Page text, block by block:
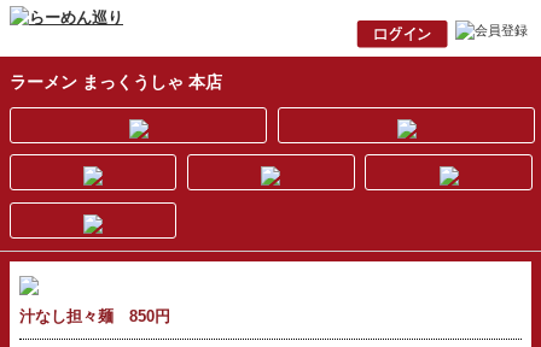
ラーメン まっくうしゃ 本店
汁なし担々麺 850円